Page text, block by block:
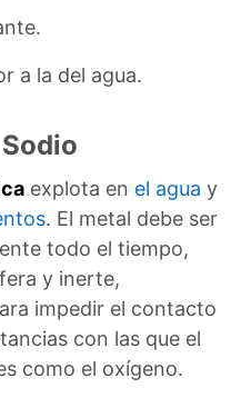
a la del agua.
explota en el agua y
. El metal debe ser
todo el tiempo,
y inerte,
impedir el contacto
con las que el
como el oxígeno.